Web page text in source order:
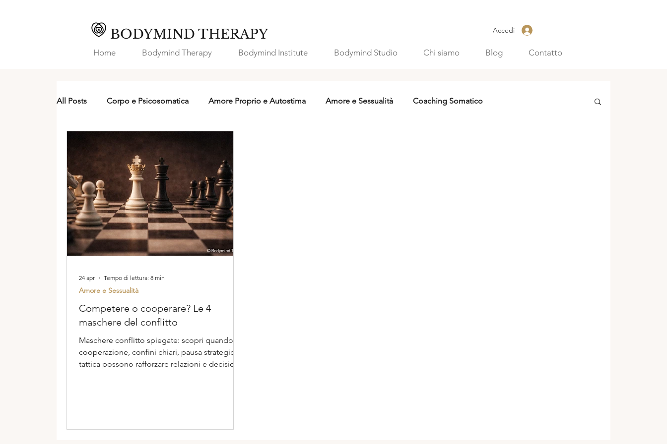
BODYMIND THERAPY
Home Bodymind Therapy Bodymind Institute Bodymind Studio Chi siamo Blog Contatto
Accedi
All Posts Corpo e Psicosomatica Amore Proprio e Autostima Amore e Sessualità Coaching Somatico
Competere o cooperare? Le 4
maschere del conflitto
Maschere conflitto spiegate: scopri quando
cooperazione, confini chiari, pausa strategica o
tattica possono rafforzare relazioni e decisioni.
Amore e Sessualità
24 apr Tempo di lettura: 8 min